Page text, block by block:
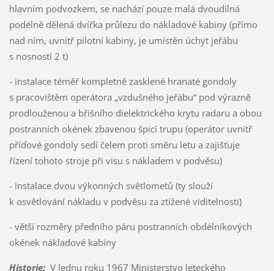
hlavním podvozkem, se nachází pouze malá dvoudílná
podélně dělená dvířka průlezu do nákladové kabiny (přímo
nad ním, uvnitř pilotní kabiny, je umístěn úchyt jeřábu
s nosností 2 t)
- instalace téměř kompletně zasklené hranaté gondoly
s pracovištěm operátora „vzdušného jeřábu“ pod výrazně
prodlouženou a břišního dielektrického krytu radaru a obou
postranních okének zbavenou špicí trupu (operátor uvnitř
příďové gondoly sedí čelem proti směru letu a zajišťuje
řízení tohoto stroje při visu s nákladem v podvěsu)
- instalace dvou výkonných světlometů (ty slouží
k osvětlování nákladu v podvěsu za ztížené viditelnosti)
- větší rozměry předního páru postranních obdélníkových
okének nákladové kabiny
Historie:V lednu roku 1967 Ministerstvo leteckého